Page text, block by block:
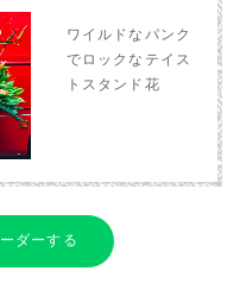
ワイルドなパンク
でロックなテイス
トスタンド花
ダーする